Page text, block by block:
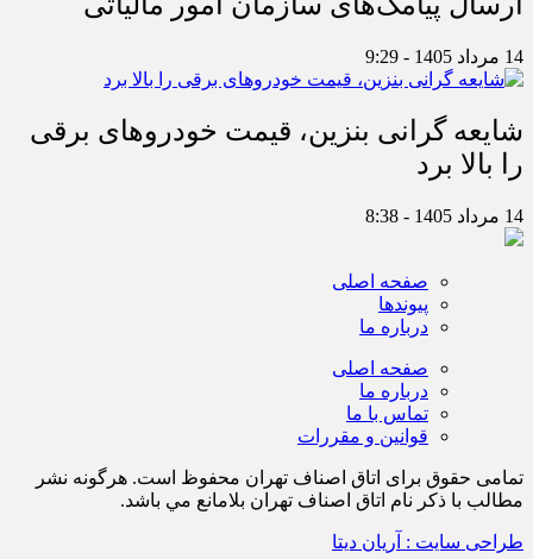
14 مرداد 1405 - 9:29
شایعه گرانی بنزین، قیمت خودروهای برقی
را بالا برد
14 مرداد 1405 - 8:38
صفحه اصلی
پیوندها
درباره ما
صفحه اصلی
درباره ما
تماس با ما
قوانین و مقررات
تمامی حقوق برای اتاق اصناف تهران محفوظ است. هرگونه نشر
مطالب با ذكر نام اتاق اصناف تهران بلامانع مي باشد.
طراحی سایت : آریان دیتا